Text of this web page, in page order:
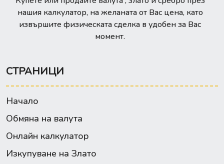
нашия калкулатор, на желаната от Вас цена, като
извършите физическата сделка в удобен за Вас
момент.
СТРАНИЦИ
Начало
Обмяна на валута
Онлайн калкулатор
Изкупуване на Злато